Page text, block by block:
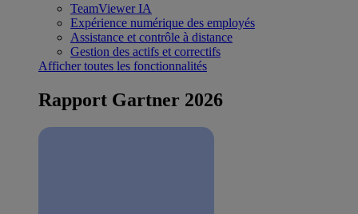
TeamViewer IA
Expérience numérique des employés
Assistance et contrôle à distance
Gestion des actifs et correctifs
Afficher toutes les fonctionnalités
Rapport Gartner 2026